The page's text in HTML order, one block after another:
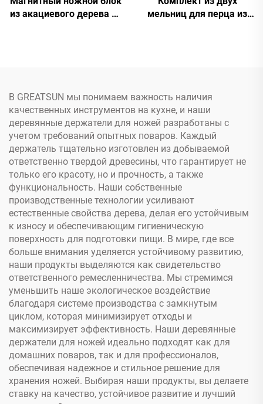
из акациевого дерева на
мельниц для перца из
В GREATSUN мы понимаем важность наличия
качественных инструментов на кухне, и наши
деревянные держатели для ножей разработаны с
учетом требований опытных поваров. Каждый
держатель тщательно изготовлен из добываемой
ответственно твердой древесины, что гарантирует не
только его красоту, но и прочность, а также
функциональность. Наши собственные
производственные технологии усиливают
естественные свойства дерева, делая его устойчивым
к износу и обеспечивающим гигиеническую
поверхность для подготовки пищи. В мире, где все
больше внимания уделяется устойчивому развитию,
наши продукты выделяются как свидетельство
ответственного ремесленничества. Мы стремимся
уменьшить наше экологическое воздействие
благодаря системе производства с замкнутым
циклом, которая минимизирует отходы и
максимизирует эффективность. Наши деревянные
держатели для ножей идеально подходят как для
домашних поваров, так и для профессионалов,
обеспечивая надежное и стильное решение для
хранения ножей. Выбирая наши продукты, вы делаете
ставку на качество, устойчивое развитие и лучший